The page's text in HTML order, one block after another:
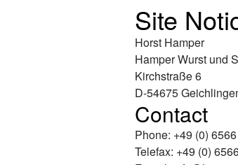
Site
Horst Hamper
Hamper Wurst und
Kirchstraße 6
D-54675
Contact
Phone: +49 (0) 6566
Telefax: +49 (0)